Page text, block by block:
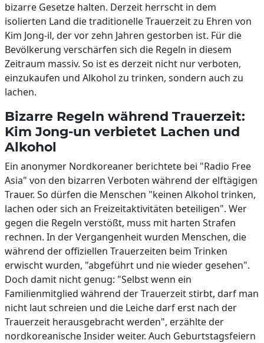
bizarre Gesetze halten. Derzeit herrscht in dem
isolierten Land die traditionelle Trauerzeit zu Ehren von
Kim Jong-il, der vor zehn Jahren gestorben ist. Für die
Bevölkerung verschärfen sich die Regeln in diesem
Zeitraum massiv. So ist es derzeit nicht nur verboten,
einzukaufen und Alkohol zu trinken, sondern auch zu
lachen.
Bizarre Regeln während Trauerzeit:
Kim Jong-un verbietet Lachen und
Alkohol
Ein anonymer Nordkoreaner berichtete bei "Radio Free
Asia" von den bizarren Verboten während der elftägigen
Trauer. So dürfen die Menschen "keinen Alkohol trinken,
lachen oder sich an Freizeitaktivitäten beteiligen". Wer
gegen die Regeln verstößt, muss mit harten Strafen
rechnen. In der Vergangenheit wurden Menschen, die
während der offiziellen Trauerzeiten beim Trinken
erwischt wurden, "abgeführt und nie wieder gesehen".
Doch damit nicht genug: "Selbst wenn ein
Familienmitglied während der Trauerzeit stirbt, darf man
nicht laut schreien und die Leiche darf erst nach der
Trauerzeit herausgebracht werden", erzählte der
nordkoreanische Insider weiter. Auch Geburtstagsfeiern